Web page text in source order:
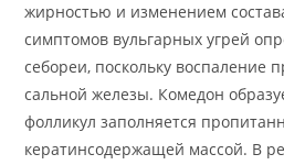
жирностью и изменением
симптомов вульгарных угрей
себореи, поскольку воспаление
сальной железы. Комедон
фолликул заполняется
кератинсодержащей массой. В